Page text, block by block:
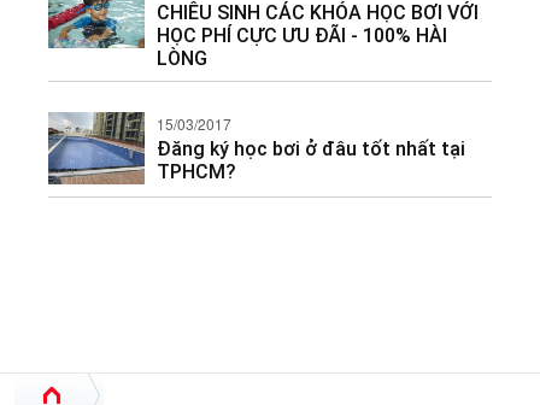
CHIÊU SINH CÁC KHÓA HỌC BƠI VỚI
HỌC PHÍ CỰC ƯU ĐÃI - 100% HÀI
LÒNG
15/03/2017
Đăng ký học bơi ở đâu tốt nhất tại
TPHCM?